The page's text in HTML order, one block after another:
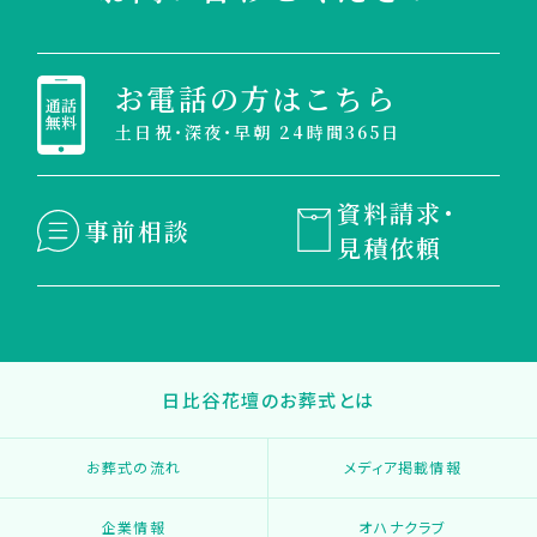
お電話の方はこちら
土日祝・深夜・早朝 24時間365日
事前相談
資料請求・
見積依頼
日比谷花壇のお葬式とは
お葬式の流れ メディア掲載情報
企業情報 オハナクラブ